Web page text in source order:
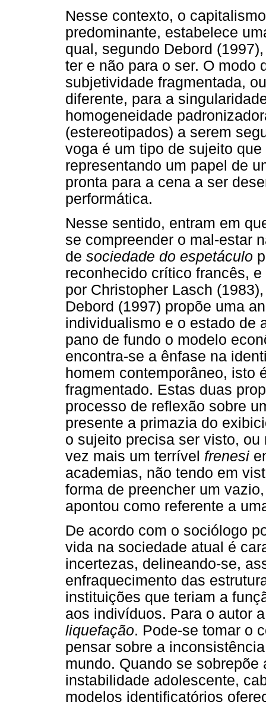
Nesse contexto, o
predominante, estabelece
qual, segundo Debord
ter e não para o ser. O modo
subjetividade fragmentada,
diferente, para a
homogeneidade
(estereotipados) a serem
voga é um tipo de sujeito
representando um papel de
pronta para a cena a ser
performática.
Nesse sentido, entram em
se compreender o mal-estar
de sociedade do espetáculo
reconhecido crítico francês,
por Christopher Lasch
Debord (1997) propõe uma
individualismo e o estado de
pano de fundo o modelo
encontra-se a ênfase na
homem contemporâneo, isto
fragmentado. Estas duas
processo de reflexão sobre
presente a primazia do
o sujeito precisa ser visto,
vez mais um terrível frenesi
academias, não tendo em
forma de preencher um
apontou como referente a
De acordo com o sociólogo
vida na sociedade atual é
incertezas, delineando-se,
enfraquecimento das
instituições que teriam a
aos indivíduos. Para o autor
liquefação. Pode-se tomar o
pensar sobre a
mundo. Quando se
instabilidade adolescente,
modelos identificatórios